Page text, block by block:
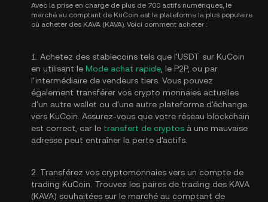
Avec la prise en charge de plus de 700 actifs numériques, le
marché au comptant de KuCoin est la plateforme la plus populaire
où acheter des KAVA (KAVA). Voici comment acheter :
1. Achetez des stablecoins tels que l'USDT sur KuCoin
en utilisant le Mode achat rapide , le P2P, ou par
l'intermédiaire de vendeurs tiers. Vous pouvez
également transférer vos crypto monnaies actuelles
d'un autre wallet ou d'une autre plateforme d'échange
vers KuCoin. Assurez-vous que votre réseau blockchain
est correct, car le transfert de cryptos à une mauvaise
adresse peut entraîner la perte d'actifs.
2. Transférez vos cryptomonnaies vers un compte de
trading KuCoin. Trouvez les paires de trading des KAVA
(KAVA) souhaitées sur le marché au comptant de